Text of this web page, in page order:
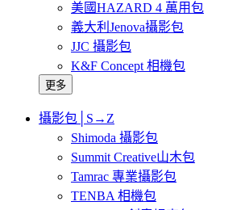
美國HAZARD 4 萬用包
義大利Jenova攝影包
JJC 攝影包
K&F Concept 相機包
更多
攝影包│S→Z
Shimoda 攝影包
Summit Creative山木包
Tamrac 專業攝影包
TENBA 相機包